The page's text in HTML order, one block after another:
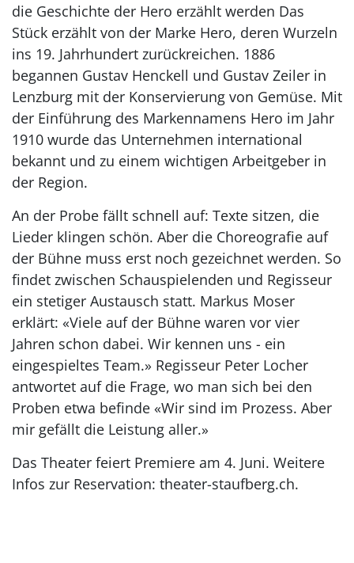
die Geschichte der Hero erzählt werden Das
Stück erzählt von der Marke Hero, deren Wurzeln
ins 19. Jahrhundert zurückreichen. 1886
begannen Gustav Henckell und Gustav Zeiler in
Lenzburg mit der Konservierung von Gemüse. Mit
der Einführung des Markennamens Hero im Jahr
1910 wurde das Unternehmen international
bekannt und zu einem wichtigen Arbeitgeber in
der Region.
An der Probe fällt schnell auf: Texte sitzen, die
Lieder klingen schön. Aber die Choreografie auf
der Bühne muss erst noch gezeichnet werden. So
findet zwischen Schauspielenden und Regisseur
ein stetiger Austausch statt. Markus Moser
erklärt: «Viele auf der Bühne waren vor vier
Jahren schon dabei. Wir kennen uns - ein
eingespieltes Team.» Regisseur Peter Locher
antwortet auf die Frage, wo man sich bei den
Proben etwa befinde «Wir sind im Prozess. Aber
mir gefällt die Leistung aller.»
Das Theater feiert Premiere am 4. Juni. Weitere
Infos zur Reservation: theater-staufberg.ch.